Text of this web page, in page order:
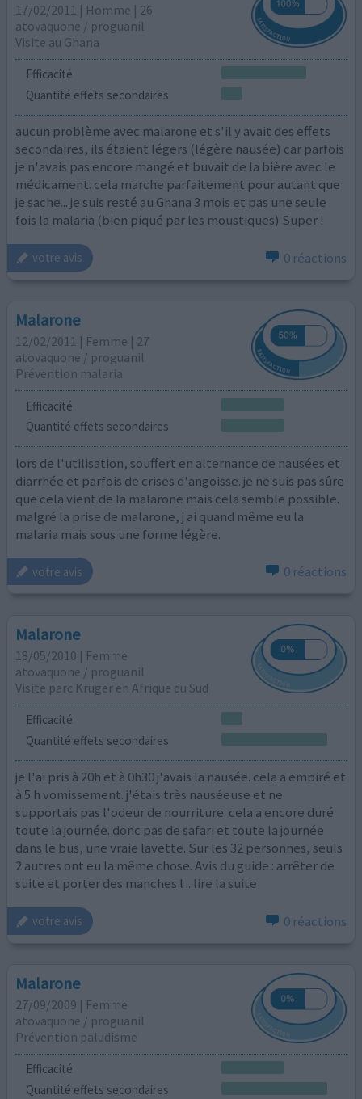
17/02/2011 | Homme | 26
atovaquone / proguanil
Visite au Ghana
Efficacité
Quantité effets secondaires
aucun problème avec malarone et s'il y avait des effets
secondaires, ils étaient légers (légère nausée) car parfois
je n'avais pas encore mangé et buvait de la bière avec le
médicament. cela marche parfaitement pour autant que
je sache... je suis resté au Ghana 3 mois et pas une seule
fois la malaria (bien piqué par les moustiques) Super !
votre avis 0 réactions
Malarone
12/02/2011 | Femme | 27
atovaquone / proguanil
Prévention malaria
Efficacité
Quantité effets secondaires
lors de l'utilisation, souffert en alternance de nausées et
diarrhée et parfois de crises d'angoisse. je ne suis pas sûre
que cela vient de la malarone mais cela semble possible.
malgré la prise de malarone, j ai quand même eu la
malaria mais sous une forme légère.
votre avis 0 réactions
Malarone
18/05/2010 | Femme
atovaquone / proguanil
Visite parc Kruger en Afrique du Sud
Efficacité
Quantité effets secondaires
je l'ai pris à 20h et à 0h30 j'avais la nausée. cela a empiré et
à 5 h vomissement. j'étais très nauséeuse et ne
supportais pas l'odeur de nourriture. cela a encore duré
toute la journée. donc pas de safari et toute la journée
dans le bus, une vraie lavette. Sur les 32 personnes, seuls
2 autres ont eu la même chose. Avis du guide : arrêter de
suite et porter des manches l ...lire la suite
votre avis 0 réactions
Malarone
27/09/2009 | Femme
atovaquone / proguanil
Prévention paludisme
Efficacité
Quantité effets secondaires